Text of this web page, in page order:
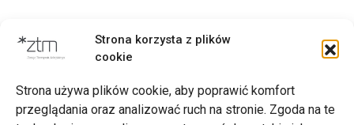
Strona korzysta z plików
cookie
Strona używa plików cookie, aby poprawić komfort
przeglądania oraz analizować ruch na stronie. Zgoda na te